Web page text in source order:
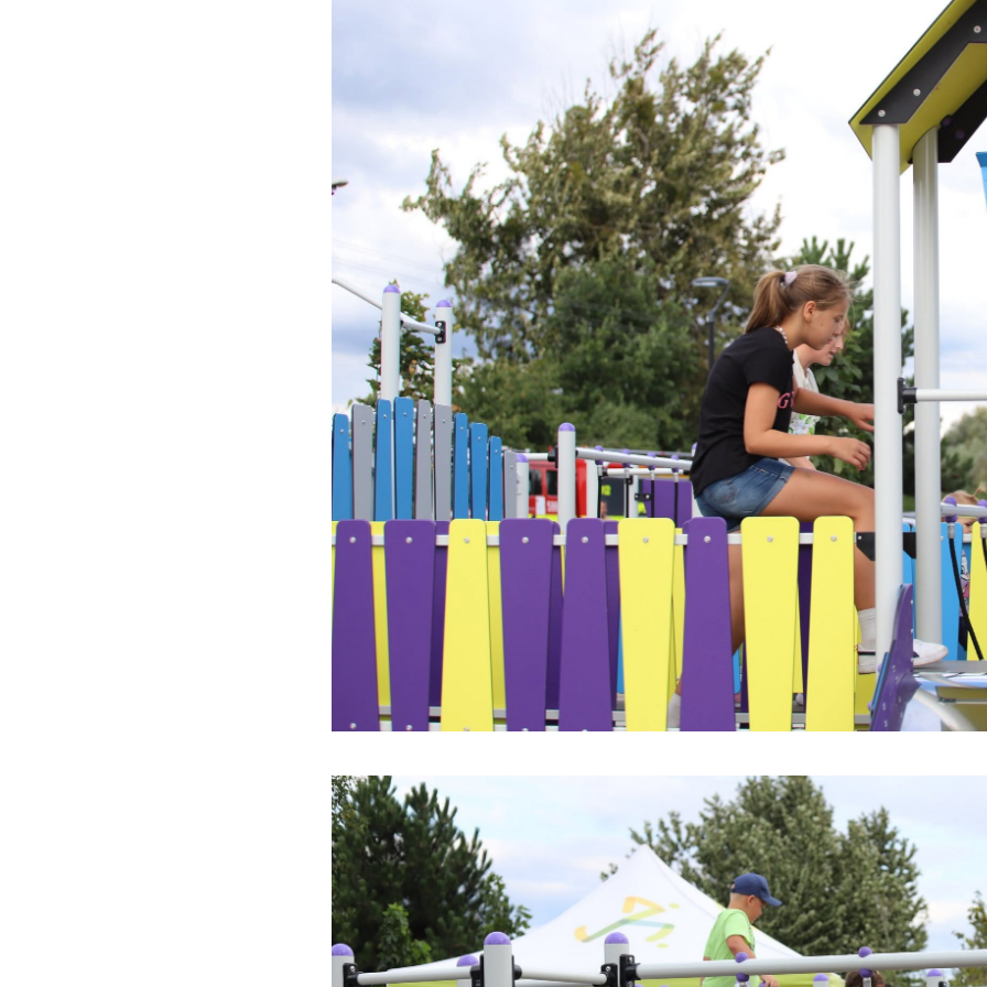
podmiotów trzecich lub firm będących naszymi partnerami oraz innych dostawców
usług. Firmy te działają w charakterze pośredników prezentujących nasze treści w
postaci wiadomości, ofert, komunikatów mediów społecznościowych.